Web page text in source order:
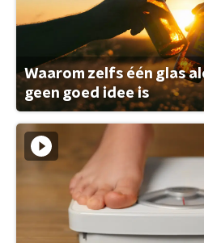
Waarom zelfs één glas
geen goed idee is